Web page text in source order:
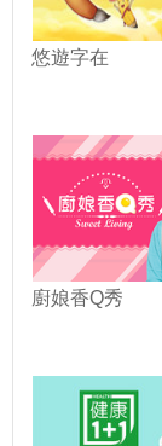
悠遊字在
廚娘香Q秀